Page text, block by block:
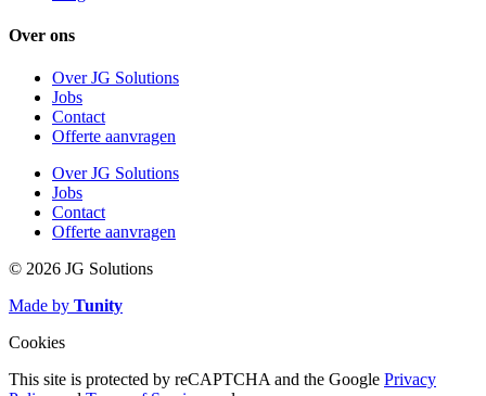
Over ons
Over JG Solutions
Jobs
Contact
Offerte aanvragen
Over JG Solutions
Jobs
Contact
Offerte aanvragen
© 2026 JG Solutions
Made by Tunity
Cookies
This site is protected by reCAPTCHA and the Google Privacy